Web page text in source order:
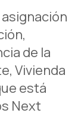
de la
Vivienda
está
Next